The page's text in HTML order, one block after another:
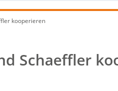
kooperieren
Schaeffler